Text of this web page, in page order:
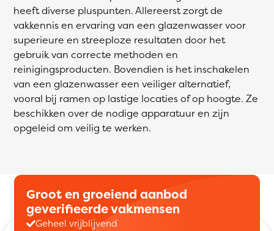
heeft diverse pluspunten. Allereerst zorgt de
vakkennis en ervaring van een glazenwasser voor
superieure en streeploze resultaten door het
gebruik van correcte methoden en
reinigingsproducten. Bovendien is het inschakelen
van een glazenwasser een veiliger alternatief,
vooral bij ramen op lastige locaties of op hoogte. Ze
beschikken over de nodige apparatuur en zijn
opgeleid om veilig te werken.
Groot en groeiend aanbod
geverifieerde vakmensen
Geheel vrijblijvend